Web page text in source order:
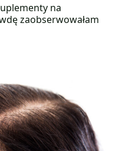
na
zaobserwowałam